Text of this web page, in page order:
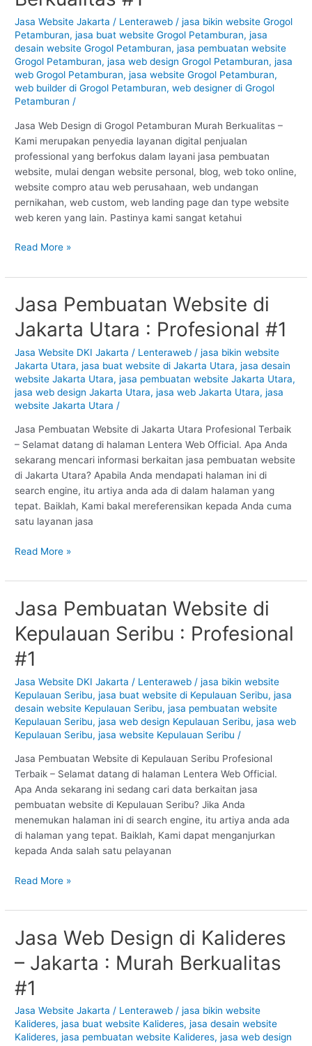
Jasa Website Jakarta / Lenteraweb /jasa bikin website Grogol
Petamburan,jasa buat website Grogol Petamburan,jasa
desain website Grogol Petamburan,jasa pembuatan website
Grogol Petamburan,jasa web design Grogol Petamburan,jasa
web Grogol Petamburan,jasa website Grogol Petamburan,
web builder di Grogol Petamburan,web designer di Grogol
Petamburan /
Jasa Web Design di Grogol Petamburan Murah Berkualitas –
Kami merupakan penyedia layanan digital penjualan
professional yang berfokus dalam layani jasa pembuatan
website, mulai dengan website personal, blog, web toko online,
website compro atau web perusahaan, web undangan
pernikahan, web custom, web landing page dan type website
web keren yang lain. Pastinya kami sangat ketahui
Grogol
Petamburan
–
Jakarta
:
Murah
Berkualitas
Read More »
Jasa Pembuatan Website di
Jakarta Utara : Profesional #1
Jasa Website DKI Jakarta / Lenteraweb /jasa bikin website
Jakarta Utara,jasa buat website di Jakarta Utara,jasa desain
website Jakarta Utara,jasa pembuatan website Jakarta Utara,
jasa web design Jakarta Utara,jasa web Jakarta Utara,jasa
website Jakarta Utara /
Jasa Pembuatan Website di Jakarta Utara Profesional Terbaik
– Selamat datang di halaman Lentera Web Official. Apa Anda
sekarang mencari informasi berkaitan jasa pembuatan website
di Jakarta Utara? Apabila Anda mendapati halaman ini di
search engine, itu artiya anda ada di dalam halaman yang
tepat. Baiklah, Kami bakal mereferensikan kepada Anda cuma
satu layanan jasa
Jasa
Pembuatan
Website
Jakarta
Utara
:
Profesional
Read More »
Jasa Pembuatan Website di
Kepulauan Seribu : Profesional
#1
Jasa Website DKI Jakarta / Lenteraweb /jasa bikin website
Kepulauan Seribu,jasa buat website di Kepulauan Seribu,jasa
desain website Kepulauan Seribu,jasa pembuatan website
Kepulauan Seribu,jasa web design Kepulauan Seribu,jasa web
Kepulauan Seribu,jasa website Kepulauan Seribu /
Jasa Pembuatan Website di Kepulauan Seribu Profesional
Terbaik – Selamat datang di halaman Lentera Web Official.
Apa Anda sekarang ini sedang cari data berkaitan jasa
pembuatan website di Kepulauan Seribu? Jika Anda
menemukan halaman ini di search engine, itu artiya anda ada
di halaman yang tepat. Baiklah, Kami dapat menganjurkan
kepada Anda salah satu pelayanan
Jasa
Pembuatan
Website
di
Kepulauan
Seribu
:
Profesional
#1
Read More »
Jasa Web Design di Kalideres
– Jakarta : Murah Berkualitas
#1
Jasa Website Jakarta / Lenteraweb/jasa bikin website
Kalideres,jasa buat website Kalideres,jasa desain website
Kalideres,jasa pembuatan website Kalideres,jasa web design
Jasa
Web
Design
di
Kalideres
–
Jakarta
: